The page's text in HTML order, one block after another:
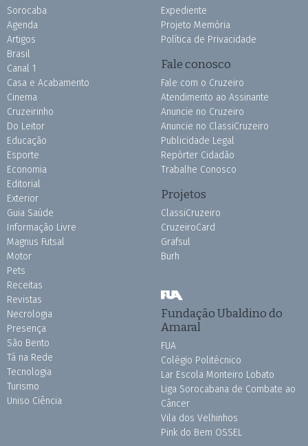
Sorocaba
Agenda
Artigos
Brasil
Canal 1
Casa e Acabamento
Cinema
Cruzeirinho
Do Leitor
Educação
Esporte
Economia
Editorial
Exterior
Guia Saúde
Informação Livre
Magnus Futsal
Motor
Pets
Receitas
Revistas
Necrologia
Presença
São Bento
Tá na Rede
Tecnologia
Turismo
Uniso Ciência
Expediente
Projeto Memória
Política de Privacidade
Fale conosco
Fale com o Cruzeiro
Atendimento ao Assinante
Anuncie no Cruzeiro
Anuncie no ClassiCruzeiro
Publicidade Legal
Repórter Cidadão
Trabalhe Conosco
Projetos
ClassiCruzeiro
CruzeiroCard
Grafsul
Burh
Fundação Ubaldino do
Amaral
FUA
Colégio Politécnico
Lar Escola Monteiro Lobato
Liga Sorocabana de Combate ao
Câncer
Vila dos Velhinhos
Pink do Bem OSSEL